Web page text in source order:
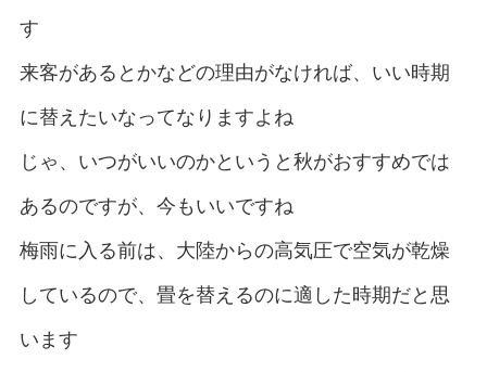
す
来客があるとかなどの理由がなければ、いい時期
に替えたいなってなりますよね
じゃ、いつがいいのかというと秋がおすすめでは
あるのですが、今もいいですね
梅雨に入る前は、大陸からの高気圧で空気が乾燥
しているので、畳を替えるのに適した時期だと思
います